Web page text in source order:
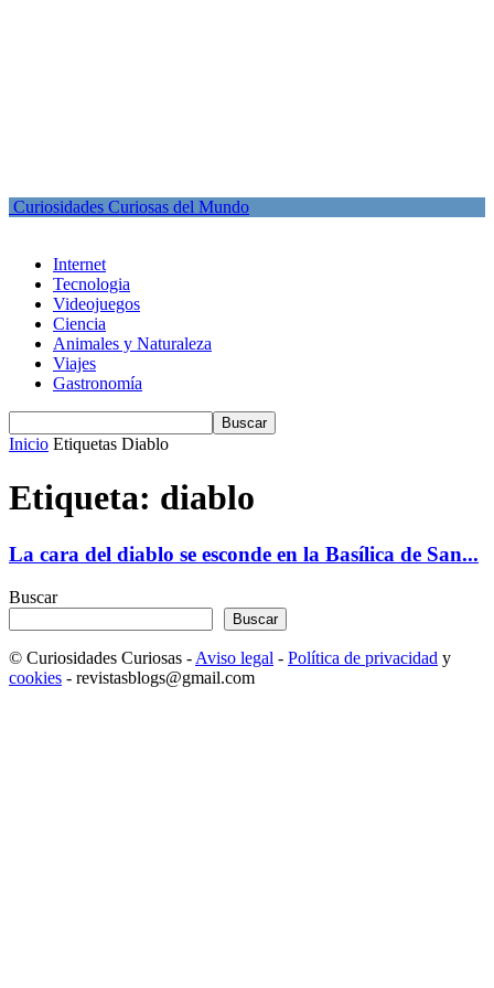
Curiosidades Curiosas del Mundo
Internet
Tecnologia
Videojuegos
Ciencia
Animales y Naturaleza
Viajes
Gastronomía
Inicio Etiquetas Diablo
Etiqueta: diablo
La cara del diablo se esconde en la Basílica de San...
Buscar
Buscar
© Curiosidades Curiosas - Aviso legal - Política de privacidad y
cookies - revistasblogs@gmail.com